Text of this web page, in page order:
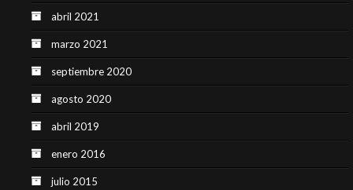
abril 2021
marzo 2021
septiembre 2020
agosto 2020
abril 2019
enero 2016
julio 2015